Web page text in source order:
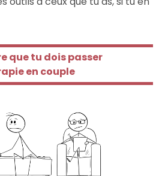
que tu dois passer
en couple